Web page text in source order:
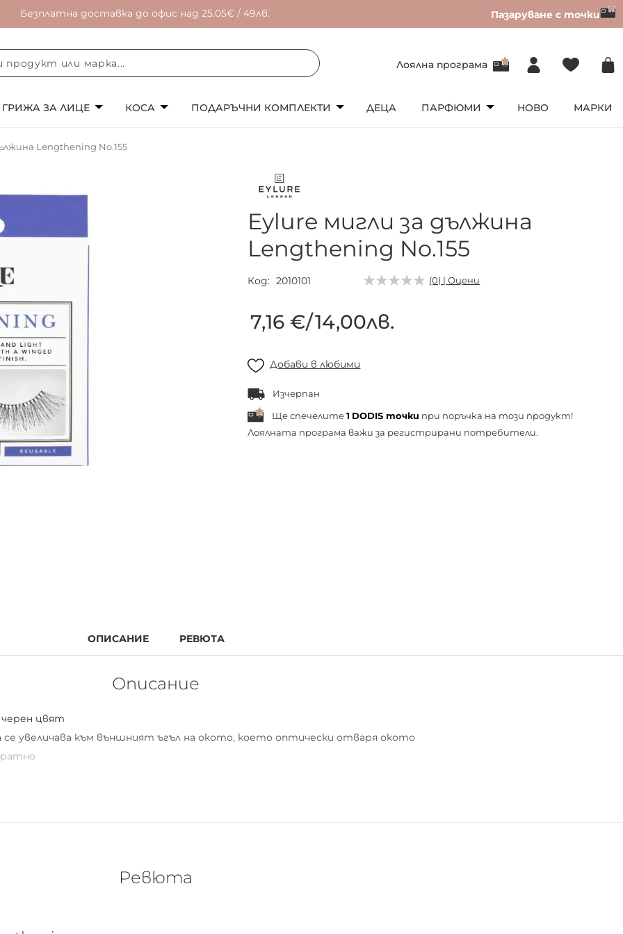
Безплатна доставка до офис над 25.05€ / 49лв. Пазаруване с точки
Лоялна програма
ГРИЖА ЗА ЛИЦЕ КОСА ПОДАРЪЧНИ КОМПЛЕКТИ ДЕЦА ПАРФЮМИ НОВО МАРКИ
Lengthening No.155
Eylure мигли за дължина
Lengthening No.155
Код 2010101 (0) | Оцени
7,16 €/14,00лв.
Добави в любими
Изчерпан
Ще спечелите 1 DODIS точки при поръчка на този продукт!
Лоялната програма важи за регистрирани потребители.
ОПИСАНИЕ РЕВЮТА
Описание
цвят
увеличава към външният ъгъл на окото, което оптически отваря окото
и носещи контактни лещи
но въпреки това го пазете от тях
Ревюта